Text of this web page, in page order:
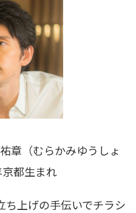
章（むらかみゆうしょ
京都生まれ
ち上げの手伝いでチラシ